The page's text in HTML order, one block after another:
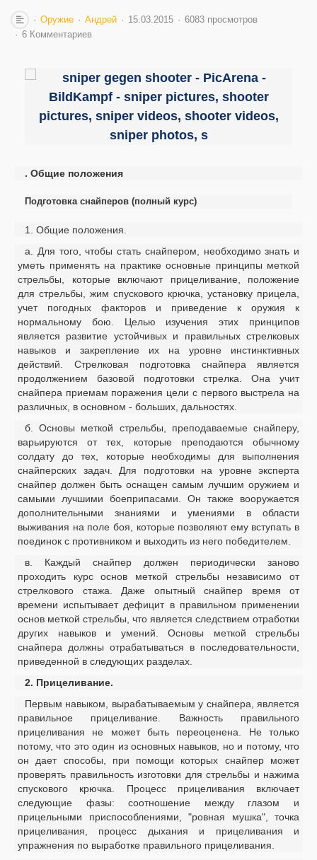
Оружие Андрей 15.03.2015
6083 просмотров
6 Комментариев
. Общие положения
Подготовка снайперов (полный курс)
1. Общие положения.
а. Для того, чтобы стать снайпером, необходимо знать и
уметь применять на практике основные принципы меткой
стрельбы, которые включают прицеливание, положение
для стрельбы, жим спускового крючка, установку прицела,
учет погодных факторов и приведение к оружия к
нормальному бою. Целью изучения этих принципов
является развитие устойчивых и правильных стрелковых
навыков и закрепление их на уровне инстинктивных
действий. Стрелковая подготовка снайпера является
продолжением базовой подготовки стрелка. Она учит
снайпера приемам поражения цели с первого выстрела на
различных, в основном - больших, дальностях.
б. Основы меткой стрельбы, преподаваемые снайперу,
варьируются от тех, которые преподаются обычному
солдату до тех, которые необходимы для выполнения
снайперских задач. Для подготовки на уровне эксперта
снайпер должен быть оснащен самым лучшим оружием и
самыми лучшими боеприпасами. Он также вооружается
дополнительными знаниями и умениями в области
выживания на поле боя, которые позволяют ему вступать в
поединок с противником и выходить из него победителем.
в. Каждый снайпер должен периодически заново
проходить курс основ меткой стрельбы независимо от
стрелкового стажа. Даже опытный снайпер время от
времени испытывает дефицит в правильном применении
основ меткой стрельбы, что является следствием отработки
других навыков и умений. Основы меткой стрельбы
снайпера должны отрабатываться в последовательности,
приведенной в следующих разделах.
2. Прицеливание.
Первым навыком, вырабатываемым у снайпера, является
правильное прицеливание. Важность правильного
прицеливания не может быть переоценена. Не только
потому, что это один из основных навыков, но и потому, что
он дает способы, при помощи которых снайпер может
проверять правильность изготовки для стрельбы и нажима
спускового крючка. Процесс прицеливания включает
следующие фазы: соотношение между глазом и
прицельными приспособлениями, "ровная мушка", точка
прицеливания, процесс дыхания и прицеливания и
упражнения по выработке правильного прицеливания.